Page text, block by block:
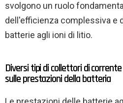
svolgono un ruolo
dell'efficienza complessiva e
batterie agli ioni di litio.
Diversi tipi di collettori di
sulle prestazioni della batteria